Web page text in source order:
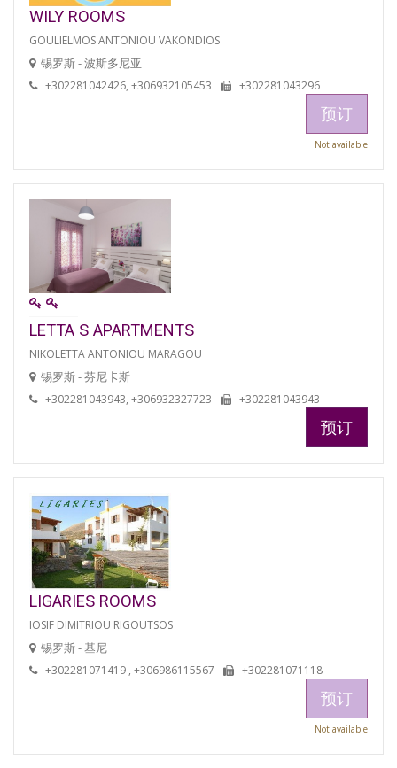
WILY ROOMS
GOULIELMOS ANTONIOU VAKONDIOS
锡罗斯 - 波斯多尼亚
+302281042426, +306932105453 +302281043296
预订
Not available
LETTA S APARTMENTS
NIKOLETTA ANTONIOU MARAGOU
锡罗斯 - 芬尼卡斯
+302281043943, +306932327723 +302281043943
预订
LIGARIES ROOMS
IOSIF DIMITRIOU RIGOUTSOS
锡罗斯 - 基尼
+302281071419 , +306986115567 +302281071118
预订
Not available